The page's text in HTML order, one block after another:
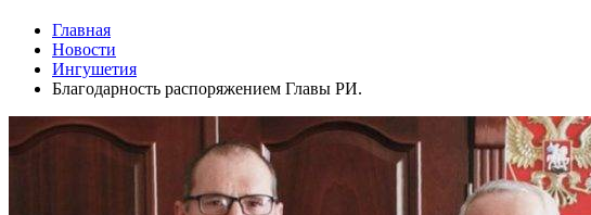
Главная
Новости
Ингушетия
Благодарность распоряжением Главы РИ.